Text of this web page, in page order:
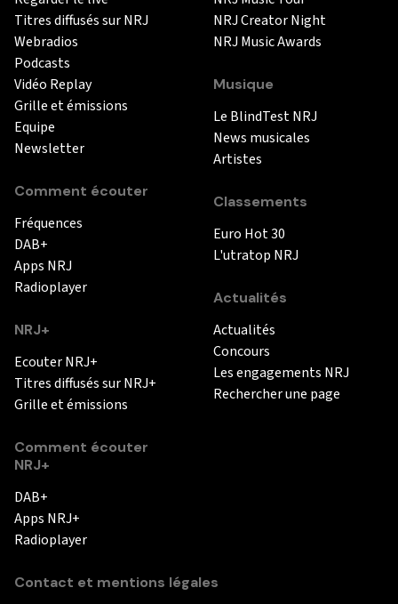
Titres diffusés sur NRJ
Webradios
Podcasts
Vidéo Replay
Grille et émissions
Equipe
Newsletter
Comment écouter
Fréquences
DAB+
Apps NRJ
Radioplayer
NRJ+
Ecouter NRJ+
Titres diffusés sur NRJ+
Grille et émissions
Comment écouter
NRJ+
DAB+
Apps NRJ+
Radioplayer
NRJ Creator Night
NRJ Music Awards
Musique
Le BlindTest NRJ
News musicales
Artistes
Classements
Euro Hot 30
L'utratop NRJ
Actualités
Actualités
Concours
Les engagements NRJ
Rechercher une page
Contact et mentions légales